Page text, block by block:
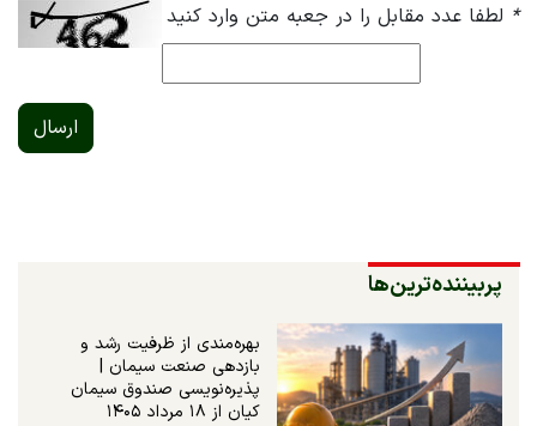
* لطفا عدد مقابل را در جعبه متن وارد کنید
ارسال
پربیننده‌ترین‌ها
بهره‌مندی از ظرفیت رشد و
بازدهی صنعت سیمان |
پذیره‌نویسی صندوق سیمان
کیان از ۱۸ مرداد ۱۴۰۵